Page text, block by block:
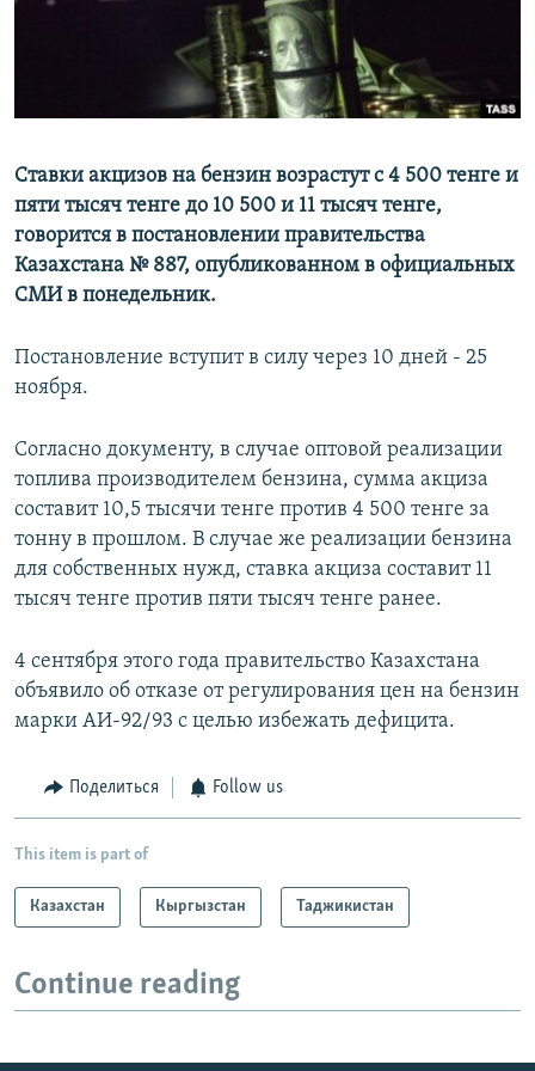
Ставки акцизов на бензин возрастут с 4 500 тенге и
пяти тысяч тенге до 10 500 и 11 тысяч тенге,
говорится в постановлении правительства
Казахстана № 887, опубликованном в официальных
СМИ в понедельник.
Постановление вступит в силу через 10 дней - 25
ноября.
Согласно документу, в случае оптовой реализации
топлива производителем бензина, сумма акциза
составит 10,5 тысячи тенге против 4 500 тенге за
тонну в прошлом. В случае же реализации бензина
для собственных нужд, ставка акциза составит 11
тысяч тенге против пяти тысяч тенге ранее.
4 сентября этого года правительство Казахстана
объявило об отказе от регулирования цен на бензин
марки АИ-92/93 с целью избежать дефицита.
Поделиться Follow us
This item is part of
Казахстан Кыргызстан Таджикистан
Continue reading